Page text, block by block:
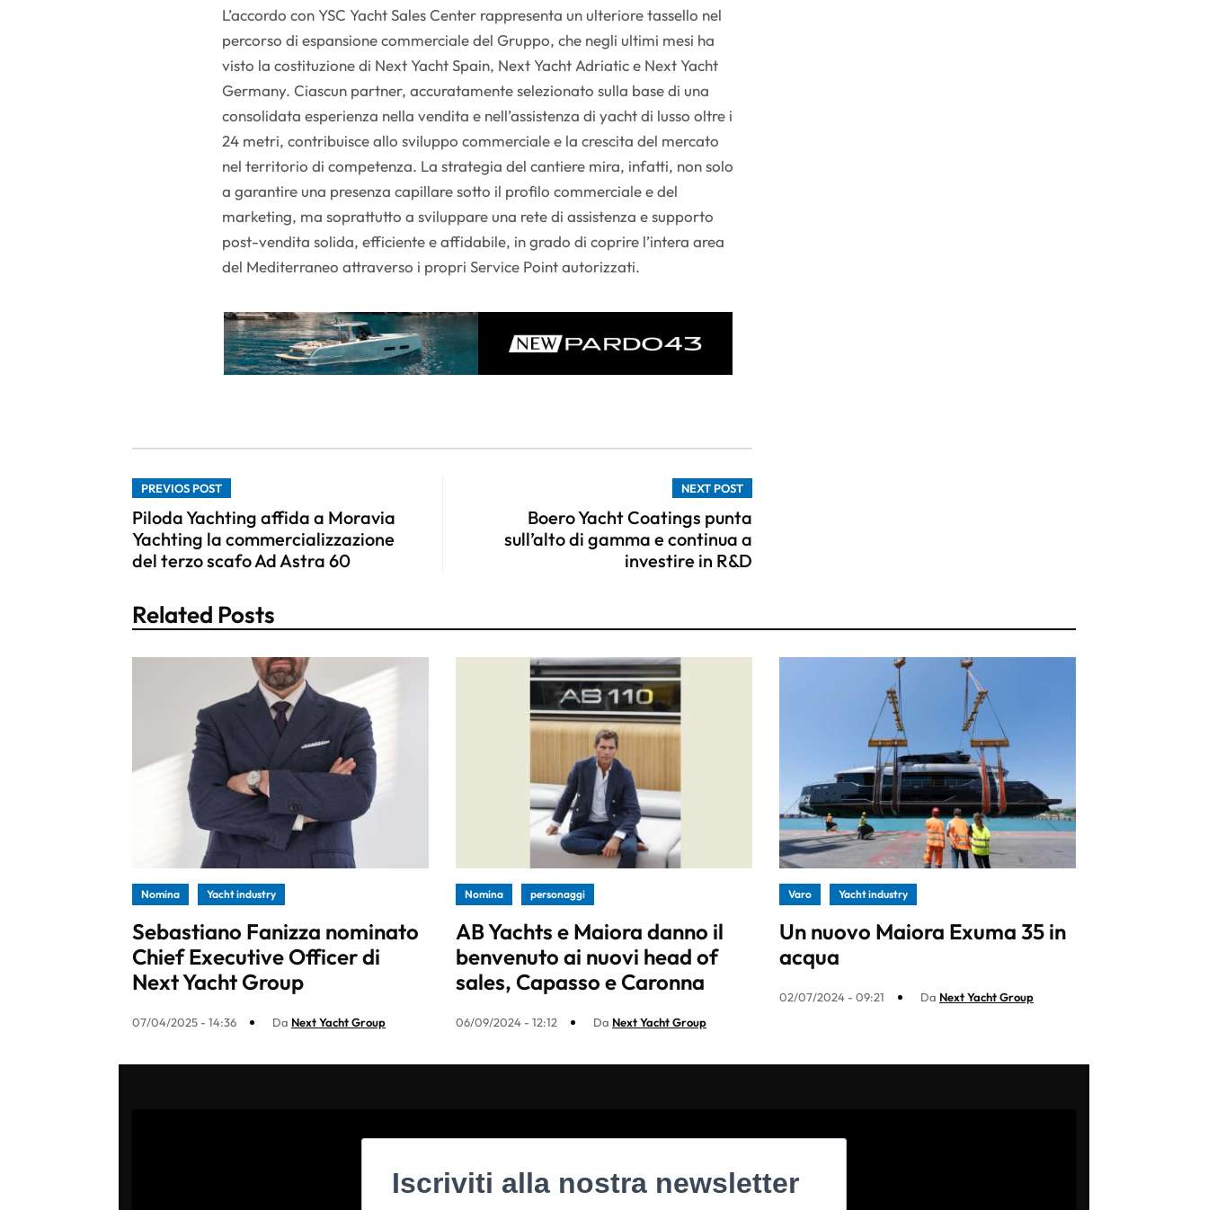
L’accordo con YSC Yacht Sales Center rappresenta un ulteriore tassello nel
percorso di espansione commerciale del Gruppo, che negli ultimi mesi ha
visto la costituzione di Next Yacht Spain, Next Yacht Adriatic e Next Yacht
Germany. Ciascun partner, accuratamente selezionato sulla base di una
consolidata esperienza nella vendita e nell’assistenza di yacht di lusso oltre i
24 metri, contribuisce allo sviluppo commerciale e la crescita del mercato
nel territorio di competenza. La strategia del cantiere mira, infatti, non solo
a garantire una presenza capillare sotto il profilo commerciale e del
marketing, ma soprattutto a sviluppare una rete di assistenza e supporto
post-vendita solida, efficiente e affidabile, in grado di coprire l’intera area
del Mediterraneo attraverso i propri Service Point autorizzati.
PREVIOS POST
Piloda Yachting affida a Moravia
Yachting la commercializzazione
del terzo scafo Ad Astra 60
NEXT POST
Boero Yacht Coatings punta
sull’alto di gamma e continua a
investire in R&D
Related Posts
Nomina Yacht industry
Sebastiano Fanizza nominato
Chief Executive Officer di
Next Yacht Group
07/04/2025 - 14:36 Da Next Yacht Group
Nomina personaggi
AB Yachts e Maiora danno il
benvenuto ai nuovi head of
sales, Capasso e Caronna
06/09/2024 - 12:12 Da Next Yacht Group
Varo Yacht industry
Un nuovo Maiora Exuma 35 in
acqua
02/07/2024 - 09:21 Da Next Yacht Group
Iscriviti alla nostra newsletter